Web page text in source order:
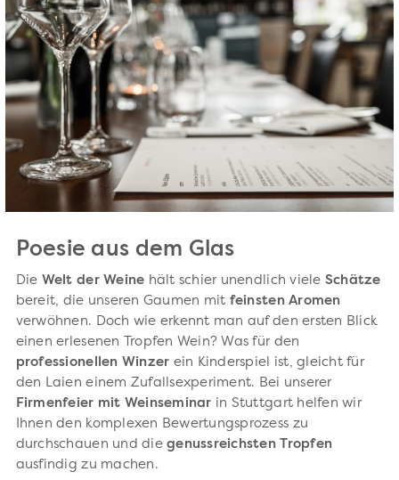
Poesie aus dem Glas
Die Welt der Weine hält schier unendlich viele Schätze
bereit, die unseren Gaumen mit feinsten Aromen
verwöhnen. Doch wie erkennt man auf den ersten Blick
einen erlesenen Tropfen Wein? Was für den
professionellen Winzer ein Kinderspiel ist, gleicht für
den Laien einem Zufallsexperiment. Bei unserer
Firmenfeier mit Weinseminar in Stuttgart helfen wir
Ihnen den komplexen Bewertungsprozess zu
durchschauen und diegenussreichsten Tropfen
ausfindig zu machen.